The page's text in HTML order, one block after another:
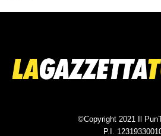
©Copyright 2021 Il
P.I.